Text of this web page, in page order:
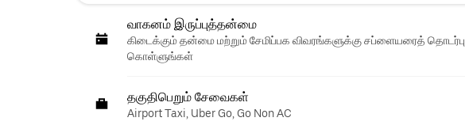
வாகனம் இருப்புத்தன்மை
கிடைக்கும் தன்மை மற்றும் சேமிப்பக விவரங்களுக்கு சப்ளையரைத் தொடர்பு
கொள்ளுங்கள்
தகுதிபெறும் சேவைகள்
Airport Taxi, Uber Go, Go Non AC